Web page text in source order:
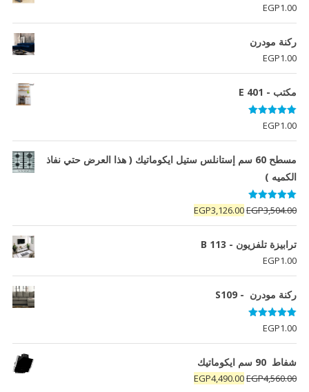
EGP1.00
ركنة مودرن
EGP1.00
مكتب - E 401
تم التقييم
5.00
من 5
EGP1.00
مسطح 60 سم إستانلس ستيل ايكوماتيك ( هذا العرض حتي نفاذ
الكميه )
تم التقييم
5.00 من 5EGP3,504.00
السعر
الأصلي
هو:
EGP3,126.00
السعر
الحالي
ترابيزة تلفزيون - B 113
EGP1.00
ركنة مودرن - S109
تم التقييم
5.00
من 5
EGP1.00
شفاط 90 سم ايكوماتيك
EGP4,560.00
السعر
EGP4,490.00
السعر